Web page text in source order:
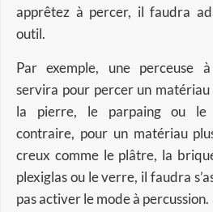
apprêtez à percer, il faudra
outil.
Par exemple, une perceuse à
servira pour percer un
la pierre, le parpaing ou le
contraire, pour un matériau
creux comme le plâtre, la
plexiglas ou le verre, il faudra
pas activer le mode à percussion.